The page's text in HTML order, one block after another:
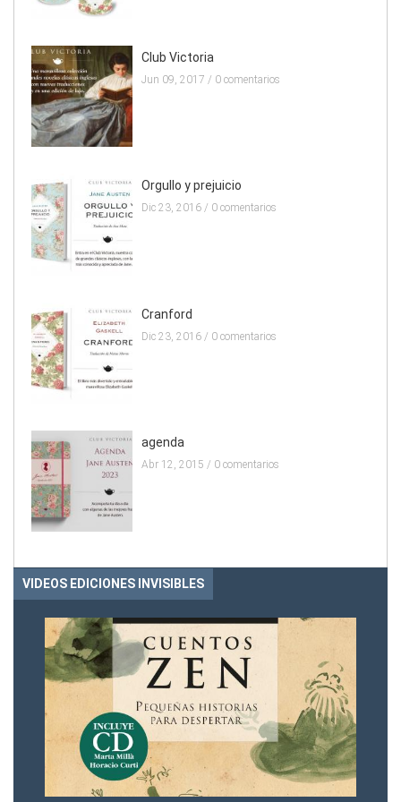
Club Victoria
Jun 09, 2017 / 0 comentarios
Orgullo y prejuicio
Dic 23, 2016 / 0 comentarios
Cranford
Dic 23, 2016 / 0 comentarios
agenda
Abr 12, 2015 / 0 comentarios
VIDEOS EDICIONES INVISIBLES